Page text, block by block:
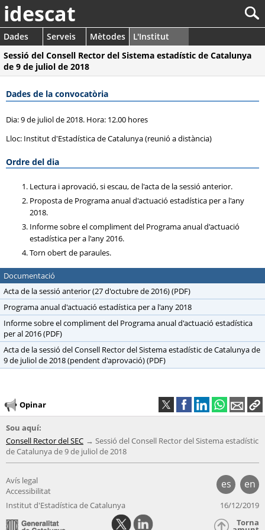
idescat
Dades Serveis Mètodes
L'Institut
Sessió del Consell Rector del Sistema estadístic de Catalunya
de 9 de juliol de 2018
Dades de la convocatòria
Dia: 9 de juliol de 2018. Hora: 12.00 hores
Lloc: Institut d'Estadística de Catalunya (reunió a distància)
Ordre del dia
Lectura i aprovació, si escau, de l'acta de la sessió anterior.
Proposta de Programa anual d'actuació estadística per a l'any
2018.
Informe sobre el compliment del Programa anual d'actuació
estadística per a l'any 2016.
Torn obert de paraules.
Documentació
Acta de la sessió anterior (27 d'octubre de 2016) (PDF)
Programa anual d'actuació estadística per a l'any 2018
Informe sobre el compliment del Programa anual d'actuació estadística
per al 2016 (PDF)
Acta de la sessió del Consell Rector del Sistema estadístic de Catalunya de
9 de juliol de 2018 (pendent d'aprovació) (PDF)
Opinar
Sou aquí:
Consell Rector del SEC
Sessió del Consell Rector del Sistema estadístic
de Catalunya de 9 de juliol de 2018
es en
Avís legal
Accessibilitat
Institut d'Estadística de Catalunya
16/12/2019
Torna